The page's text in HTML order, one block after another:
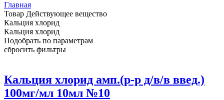
Главная
Товар Действующее вещество
Кальция хлорид
Кальция хлорид
Подобрать по параметрам
сбросить фильтры
Кальция хлорид амп.(р-р д/в/в введ.)
100мг/мл 10мл №10